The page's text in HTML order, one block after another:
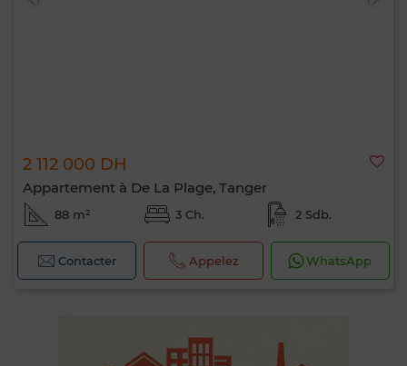
2 112 000 DH
Appartement à De La Plage, Tanger
88 m² 3 Ch. 2 Sdb.
Contacter Appelez WhatsApp